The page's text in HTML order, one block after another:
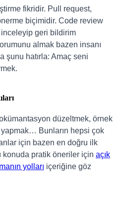
fikridir. Pull request,
biçimidir. Code review
geri bildirim
almak bazen insanı
şunu hatırla: Amaç seni
düzeltmek, örnek
Bunların hepsi çok
için bazen en doğru ilk
konuda pratik öneriler için açık
yolları içeriğine göz